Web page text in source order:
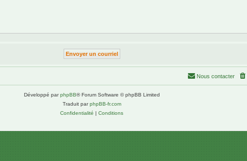
Nous contacter
Développé parphpBB® Forum Software © phpBB Limited
Traduit parphpBB-fr.com
Confidentialité | Conditions